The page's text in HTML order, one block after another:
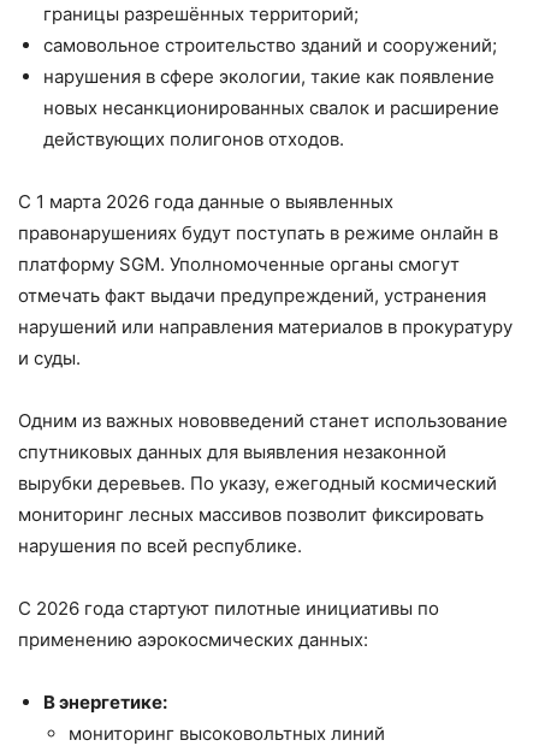
границы разрешённых территорий;
самовольное строительство зданий и сооружений;
нарушения в сфере экологии, такие как появление
новых несанкционированных свалок и расширение
действующих полигонов отходов.
С 1 марта 2026 года данные о выявленных
правонарушениях будут поступать в режиме онлайн в
платформу SGM. Уполномоченные органы смогут
отмечать факт выдачи предупреждений, устранения
нарушений или направления материалов в прокуратуру
и суды.
Одним из важных нововведений станет использование
спутниковых данных для выявления незаконной
вырубки деревьев. По указу, ежегодный космический
мониторинг лесных массивов позволит фиксировать
нарушения по всей республике.
С 2026 года стартуют пилотные инициативы по
применению аэрокосмических данных:
В энергетике:
мониторинг высоковольтных линий